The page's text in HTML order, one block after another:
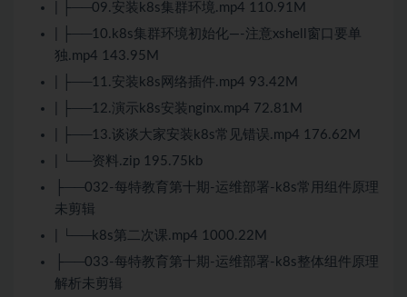
| ├──09.安装k8s集群环境.mp4 110.91M
| ├──10.k8s集群环境初始化—-注意xshell窗口要单
独.mp4 143.95M
| ├──11.安装k8s网络插件.mp4 93.42M
| ├──12.演示k8s安装nginx.mp4 72.81M
| ├──13.谈谈大家安装k8s常见错误.mp4 176.62M
| └──资料.zip 195.75kb
├──032-每特教育第十期-运维部署-k8s常用组件原理
未剪辑
| └──k8s第二次课.mp4 1000.22M
├──033-每特教育第十期-运维部署-k8s整体组件原理
解析未剪辑